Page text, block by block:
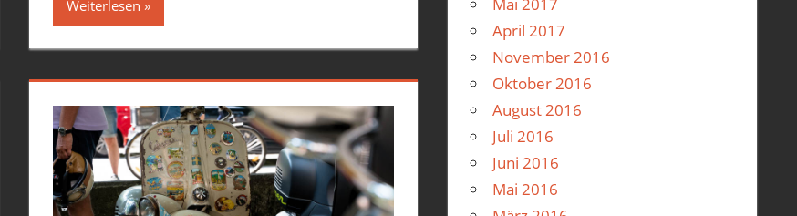
Weiterlesen
April 2017
November 2016
Oktober 2016
August 2016
Juli 2016
Juni 2016
Mai 2016